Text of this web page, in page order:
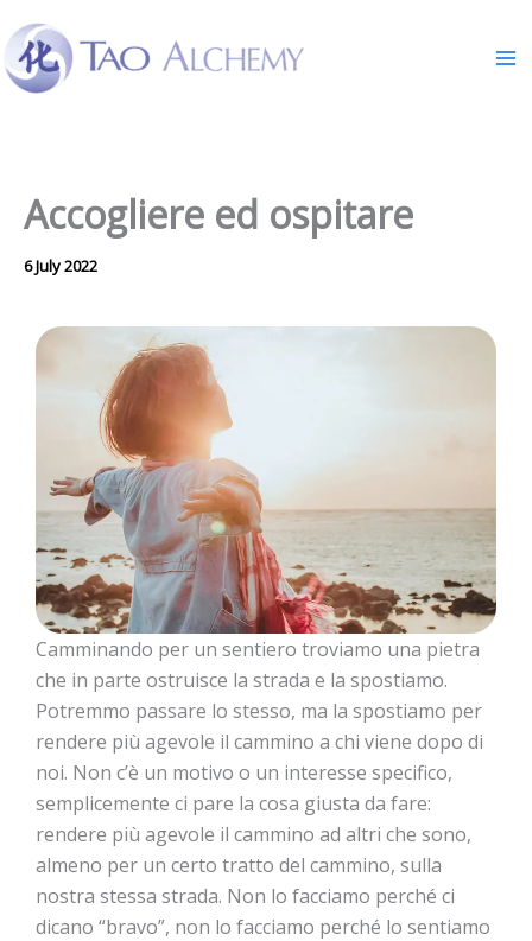
content
Accogliere ed ospitare
6 July 2022
Camminando per un sentiero troviamo una pietra
che in parte ostruisce la strada e la spostiamo.
Potremmo passare lo stesso, ma la spostiamo per
rendere più agevole il cammino a chi viene dopo di
noi. Non c’è un motivo o un interesse specifico,
semplicemente ci pare la cosa giusta da fare:
rendere più agevole il cammino ad altri che sono,
almeno per un certo tratto del cammino, sulla
nostra stessa strada. Non lo facciamo perché ci
dicano “bravo”, non lo facciamo perché lo sentiamo